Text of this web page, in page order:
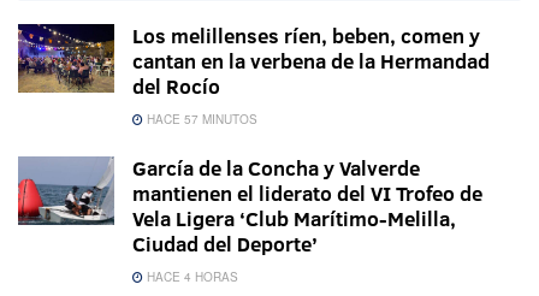
Los melillenses ríen, beben, comen y
cantan en la verbena de la Hermandad
del Rocío
HACE 57 MINUTOS
García de la Concha y Valverde
mantienen el liderato del VI Trofeo de
Vela Ligera ‘Club Marítimo-Melilla,
Ciudad del Deporte’
HACE 4 HORAS